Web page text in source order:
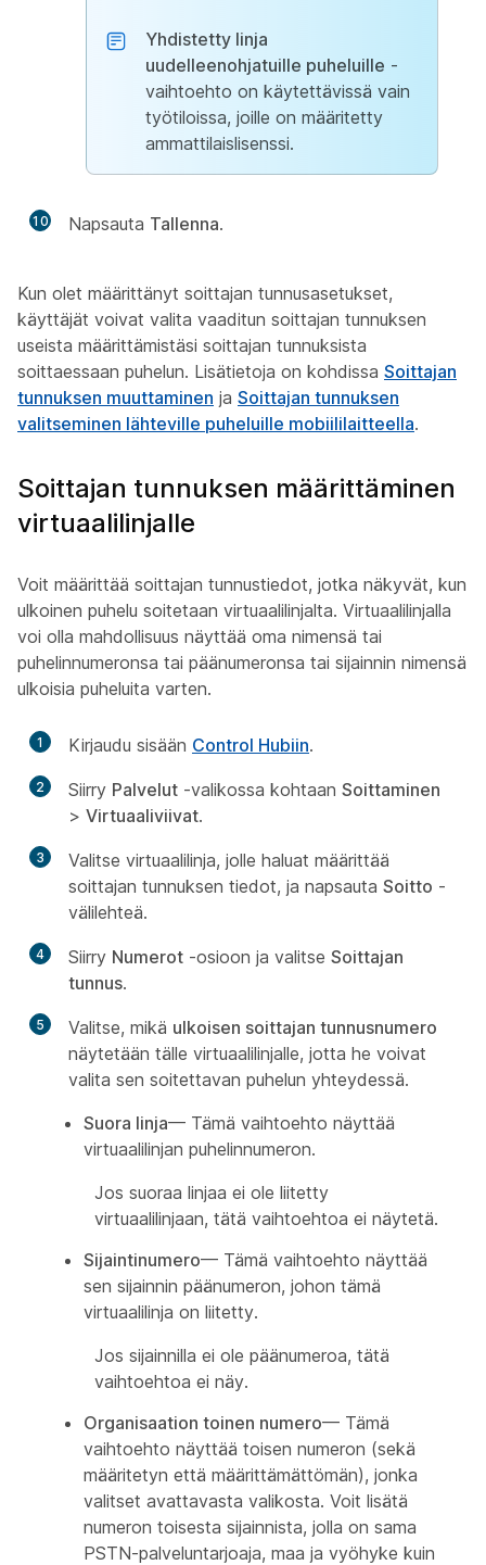
Yhdistetty linja
uudelleenohjatuille puheluille -
vaihtoehto on käytettävissä vain
työtiloissa, joille on määritetty
ammattilaislisenssi.
10 Napsauta Tallenna.
Kun olet määrittänyt soittajan tunnusasetukset,
käyttäjät voivat valita vaaditun soittajan tunnuksen
useista määrittämistäsi soittajan tunnuksista
soittaessaan puhelun. Lisätietoja on kohdissa Soittajan
tunnuksen muuttaminen ja Soittajan tunnuksen
valitseminen lähteville puheluille mobiililaitteella.
Soittajan tunnuksen määrittäminen
virtuaalilinjalle
Voit määrittää soittajan tunnustiedot, jotka näkyvät, kun
ulkoinen puhelu soitetaan virtuaalilinjalta. Virtuaalilinjalla
voi olla mahdollisuus näyttää oma nimensä tai
puhelinnumeronsa tai päänumeronsa tai sijainnin nimensä
ulkoisia puheluita varten.
1 Kirjaudu sisään Control Hubiin.
2 Siirry Palvelut -valikossa kohtaan Soittaminen
> Virtuaaliviivat.
3
Valitse virtuaalilinja, jolle haluat määrittää
soittajan tunnuksen tiedot, ja napsauta Soitto -
välilehteä.
4 Siirry Numerot -osioon ja valitse Soittajan
tunnus.
5 Valitse, mikä ulkoisen soittajan tunnusnumero
näytetään tälle virtuaalilinjalle, jotta he voivat
valita sen soitettavan puhelun yhteydessä.
Suora linja— Tämä vaihtoehto näyttää
virtuaalilinjan puhelinnumeron.
Jos suoraa linjaa ei ole liitetty
virtuaalilinjaan, tätä vaihtoehtoa ei näytetä.
Sijaintinumero— Tämä vaihtoehto näyttää
sen sijainnin päänumeron, johon tämä
virtuaalilinja on liitetty.
Jos sijainnilla ei ole päänumeroa, tätä
vaihtoehtoa ei näy.
Organisaation toinen numero— Tämä
vaihtoehto näyttää toisen numeron (sekä
määritetyn että määrittämättömän), jonka
valitset avattavasta valikosta. Voit lisätä
numeron toisesta sijainnista, jolla on sama
PSTN-palveluntarjoaja, maa ja vyöhyke kuin